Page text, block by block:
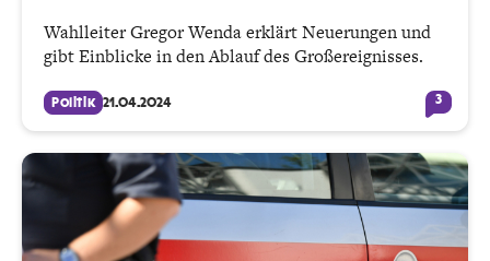
Wahlleiter Gregor Wenda erklärt Neuerungen und
gibt Einblicke in den Ablauf des Großereignisses.
Politik 21.04.2024 3